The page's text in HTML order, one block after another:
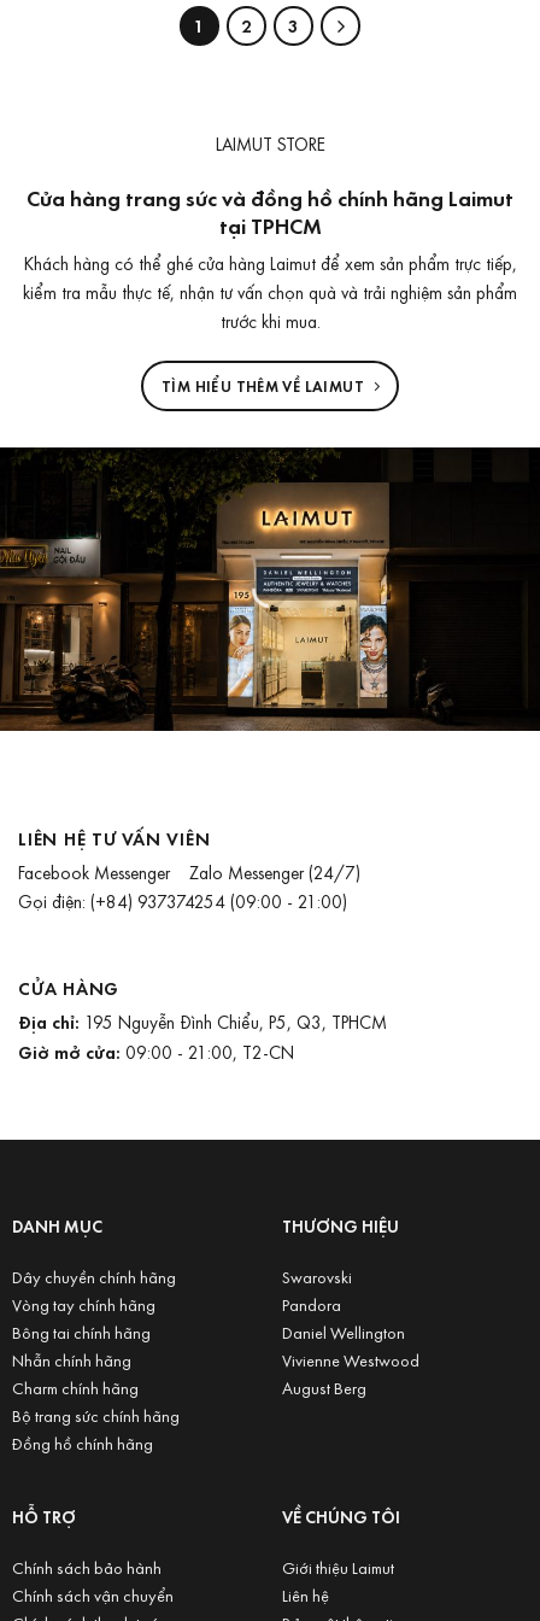
1 2 3
LAIMUT STORE
Cửa hàng trang sức và đồng hồ chính hãng Laimut
tại TPHCM
Khách hàng có thể ghé cửa hàng Laimut để xem sản phẩm trực tiếp,
kiểm tra mẫu thực tế, nhận tư vấn chọn quà và trải nghiệm sản phẩm
trước khi mua.
TÌM HIỂU THÊM VỀ LAIMUT
LIÊN HỆ TƯ VẤN VIÊN
Facebook Messenger Zalo Messenger(24/7)
Gọi điện: (+84) 937374254(09:00 - 21:00)
CỬA HÀNG
Địa chỉ: 195 Nguyễn Đình Chiểu, P5, Q3, TPHCM
Giờ mở cửa: 09:00 - 21:00, T2-CN
DANH MỤC
Dây chuyền chính hãng
Vòng tay chính hãng
Bông tai chính hãng
Nhẫn chính hãng
Charm chính hãng
Bộ trang sức chính hãng
Đồng hồ chính hãng
THƯƠNG HIỆU
Swarovski
Pandora
Daniel Wellington
Vivienne Westwood
August Berg
HỖ TRỢ
Chính sách bảo hành
Chính sách vận chuyển
VỀ CHÚNG TÔI
Giới thiệu Laimut
Liên hệ